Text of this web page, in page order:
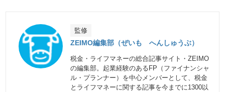
監修
ZEIMO編集部（ぜいも へんしゅうぶ）
税金・ライフマネーの総合記事サイト・ZEIMO
の編集部。起業経験のあるFP（ファイナンシャ
ル・プランナー）を中心メンバーとして、税金
とライフマネーに関する記事を今までに1300以